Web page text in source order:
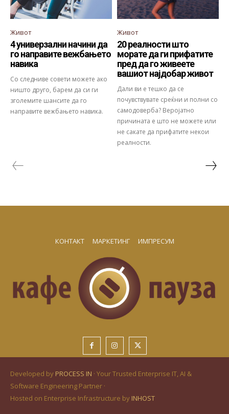
Живот
4 универзални начини да
го направите вежбањето
навика
Со следниве совети можете ако
ништо друго, барем да си ги
зголемите шансите да го
направите вежбањето навика.
Живот
20 реалности што
морате да ги прифатите
пред да го живеете
вашиот најдобар живот
Дали ви е тешко да се
почувствувате среќни и полни со
самодоверба? Веројатно
причината е што не можете или
не сакате да прифатите некои
реалности.
КОНТАКТ МАРКЕТИНГ ИМПРЕСУМ
Developed by PROCESS IN · Your Trusted Enterprise IT, AI &
Software Engineering Partner ·
Hosted on Enterprise Infrastructure by INHOST